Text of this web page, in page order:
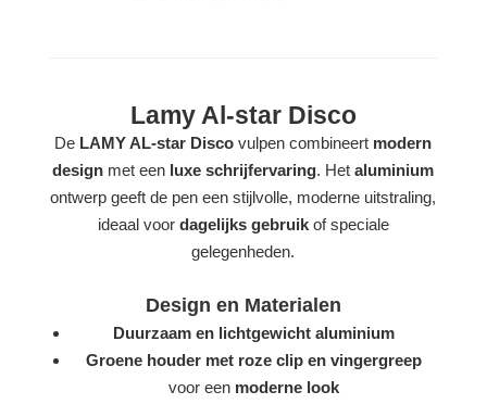
Lamy Al-star Disco
De LAMY AL-star Disco vulpen combineert modern
design met een luxe schrijfervaring. Hetaluminium
ontwerp geeft de pen een stijlvolle, moderne uitstraling,
ideaal voor dagelijks gebruikof speciale
gelegenheden.
Design en Materialen
Duurzaam en lichtgewicht aluminium
Groene houder met roze clip en vingergreep
voor een moderne look